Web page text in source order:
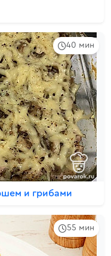
40 мин
и грибами
55 мин